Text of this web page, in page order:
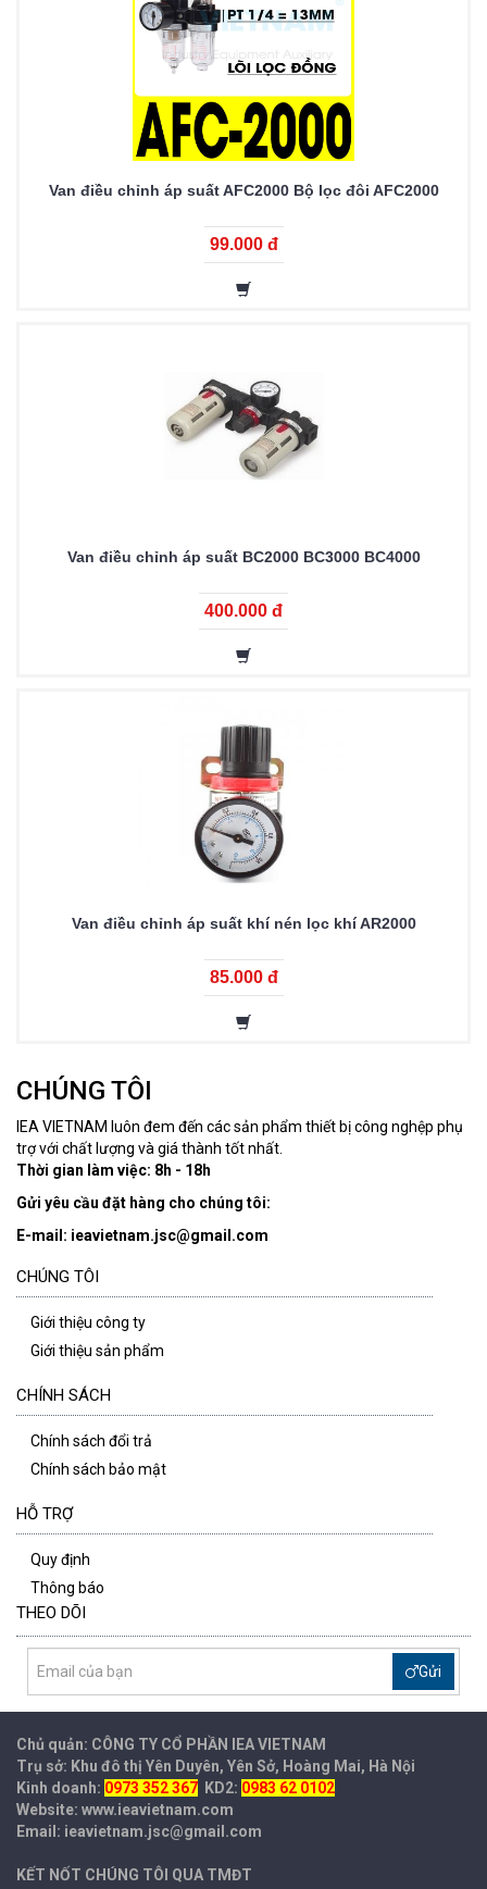
Van điều chỉnh áp suất AFC2000 Bộ lọc đôi AFC2000
99.000 đ
Van điều chỉnh áp suất BC2000 BC3000 BC4000
400.000 đ
Van điều chỉnh áp suất khí nén lọc khí AR2000
85.000 đ
CHÚNG TÔI
IEA VIETNAM luôn đem đến các sản phẩm thiết bị công nghệp phụ
trợ với chất lượng và giá thành tốt nhất.
Thời gian làm việc: 8h - 18h
Gửi yêu cầu đặt hàng cho chúng tôi:
E-mail: ieavietnam.jsc@gmail.com
CHÚNG TÔI
Giới thiệu công ty
Giới thiệu sản phẩm
CHÍNH SÁCH
Chính sách đổi trả
Chính sách bảo mật
HỖ TRỢ
Quy định
Thông báo
THEO DÕI
Gửi
Chủ quản: CÔNG TY CỔ PHẦN IEAVIETNAM
Trụ sở: Khu đô thị Yên Duyên, Yên Sở, Hoàng Mai, Hà Nội
Kinh doanh: 0973 352 367 KD2: 0983 62 0102
Website: www.ieavietnam.com
Email: ieavietnam.jsc@gmail.com
KẾT NỐT CHÚNG TÔI QUA TMĐT